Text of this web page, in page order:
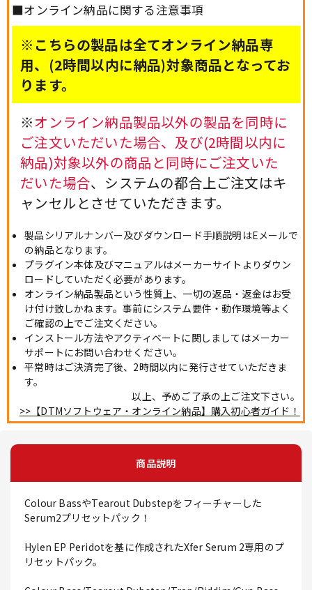
■オンライン納品に関する注意事項
※こちらの製品は全てオンライン納品専
用、(2時間以内に納品)対象商品となってお
ります。
※オンライン納品製品以外の製品を同時に
ご注文いただいた場合、及び(2時間以内に
納品)対象以外の商品と同時にご注文いた
だいた場合、システムの都合上ご注文はキ
ャンセルとさせていただきます。
製品シリアルナンバー及びダウンロード手順説明はEメールで
の納品となります。
プラグイン本体及びマニュアルはメーカーサイトよりダウン
ロードしていただく必要があります。
オンライン納品製品という性質上、一切の返品・返金はお受
け付け致しかねます。事前にシステム要件・動作環境等よく
ご確認の上でご注文ください。
インストール方法やアクティベートに関しましてはメーカー
サポートにお問い合わせください。
平常時はご決済完了後、2時間以内に発行させていただきま
す。
以上、予めご了承の上ご注文下さい。
>>【DTMソフトウェア・オンライン納品】購入初心者ガイド！
商品説明
Colour BassやTearout Dubstepをフィーチャーした
Serum2プリセットパック！
Hylen EP Peridotを基に作成されたXfer Serum 2専用のプ
リセットパック。